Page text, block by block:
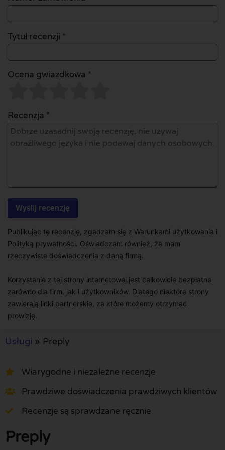
Tytuł recenzji *
Ocena gwiazdkowa *
Recenzja *
Publikując tę recenzję, zgadzam się z Warunkami użytkowania i
Polityką prywatności. Oświadczam również, że mam
rzeczywiste doświadczenia z daną firmą.
Korzystanie z tej strony internetowej jest całkowicie bezpłatne
zarówno dla firm, jak i użytkowników. Dlatego niektóre strony
zawierają linki partnerskie, za które możemy otrzymać
prowizję.
Usługi » Preply
Wiarygodne i niezależne recenzje
Prawdziwe doświadczenia prawdziwych klientów
Recenzje są sprawdzane ręcznie
Preply